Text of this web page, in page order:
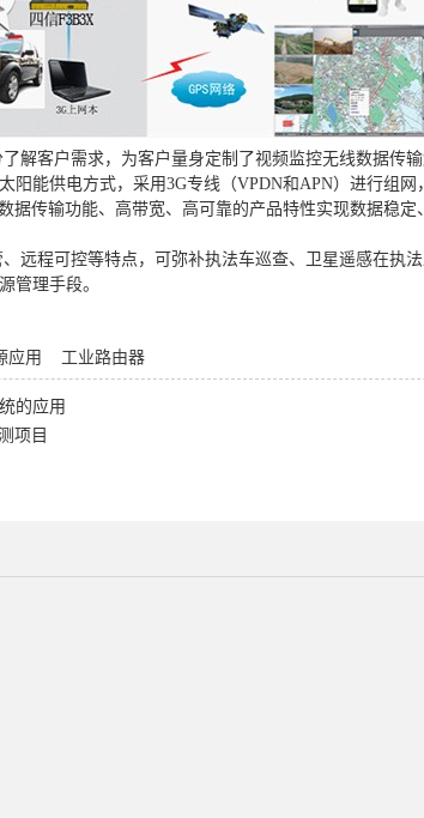
客户需求，为客户量身定制了视频监控无线数据传
阳能供电方式，采用3G专线（VPDN和APN）进行组
据传输功能、高带宽、高可靠的产品特性实现数据稳定
程可控等特点，可弥补执法车巡查、卫星遥感在执
管理手段。
应用 工业路由器
的应用
项目